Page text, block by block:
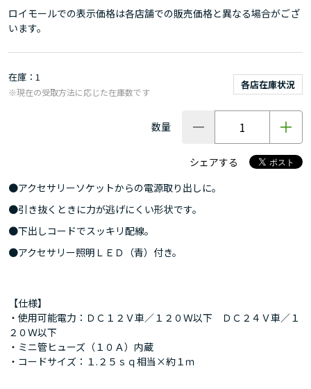
ロイモールでの表示価格は各店舗での販売価格と異なる場合がござ
います。
在庫 1
各店在庫状況
※現在の受取方法に応じた在庫数です
数量
シェアする
●アクセサリーソケットからの電源取り出しに。
●引き抜くときに力が逃げにくい形状です。
●下出しコードでスッキリ配線。
●アクセサリー照明ＬＥＤ（青）付き。
【仕様】
・使用可能電力：ＤＣ１２Ｖ車／１２０Ｗ以下 ＤＣ２４Ｖ車／１
２０Ｗ以下
・ミニ管ヒューズ（１０Ａ）内蔵
・コードサイズ：１.２５ｓｑ相当×約１ｍ